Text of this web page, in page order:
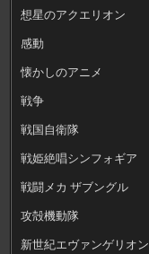
想星のアクエリオン
感動
懐かしのアニメ
戦争
戦国自衛隊
戦姫絶唱シンフォギア
戦闘メカ ザブングル
攻殻機動隊
新世紀エヴァンゲリオン